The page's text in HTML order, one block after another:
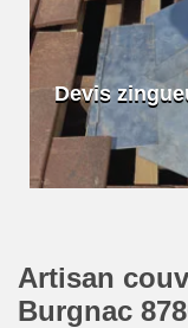
Devis
Artisan
Burgnac